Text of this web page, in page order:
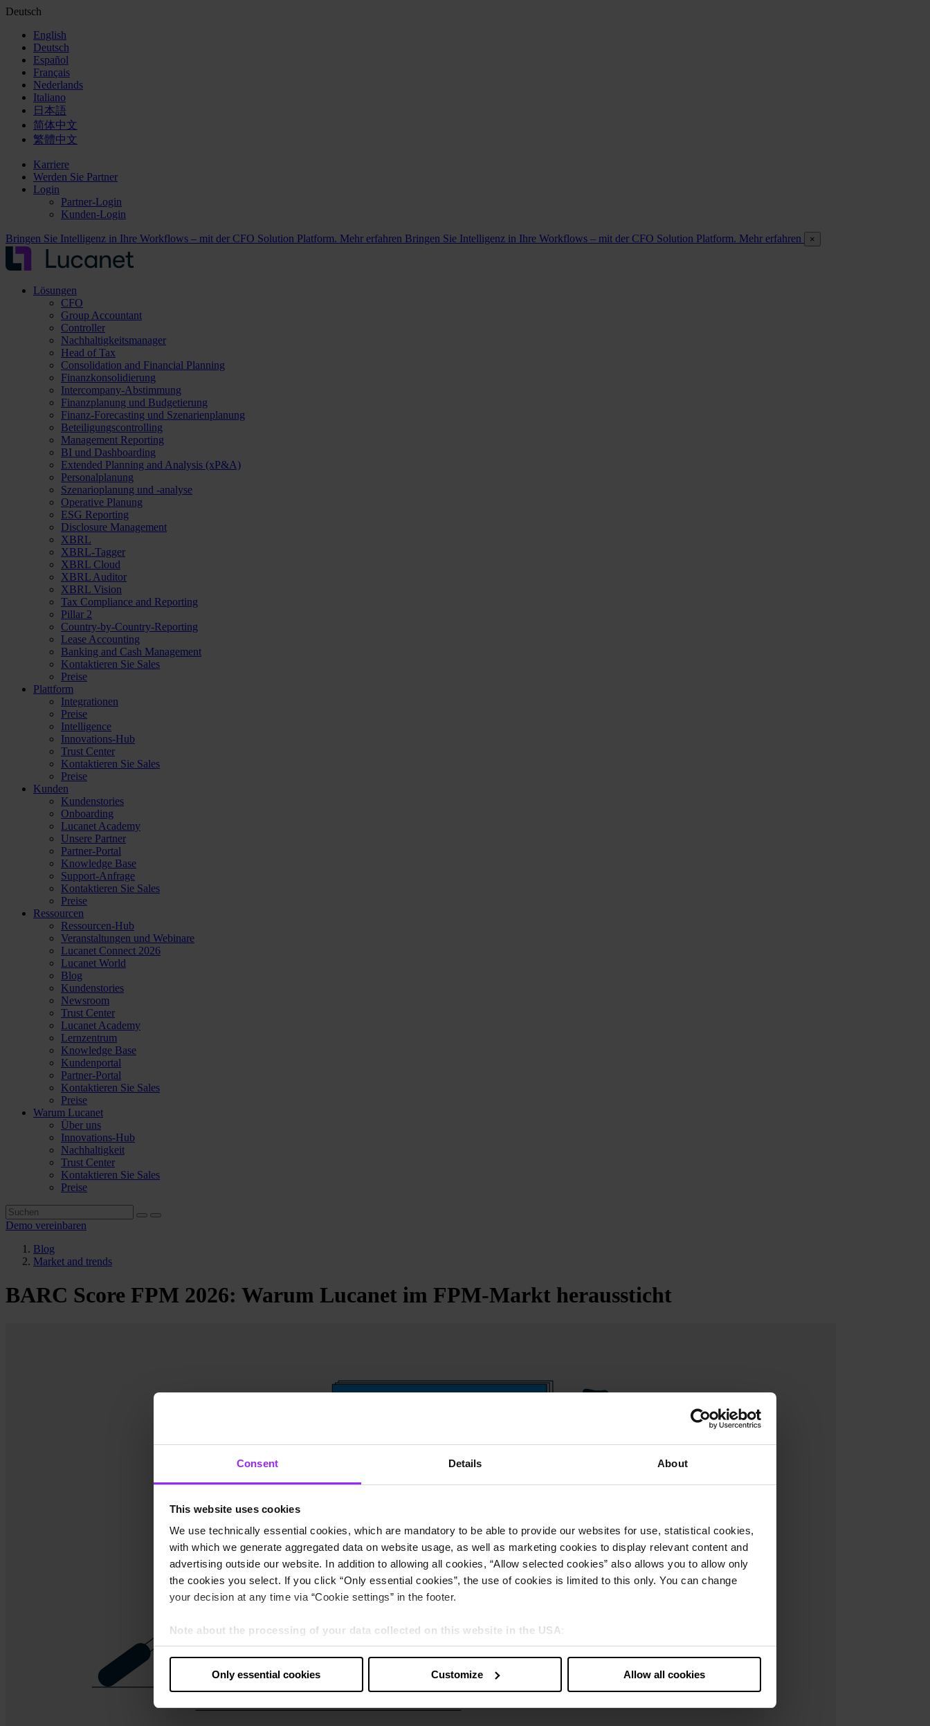
Consent Details About
This website uses cookies
We use technically essential cookies, which are mandatory to be able to provide our websites for use, statistical cookies,
with which we generate aggregated data on website usage, as well as marketing cookies to display relevant content and
advertising outside our website. In addition to allowing all cookies, “Allow selected cookies” also allows you to allow only
the cookies you select. If you click “Only essential cookies”, the use of cookies is limited to this only. You can change
your decision at any time via “Cookie settings” in the footer.
Note about the processing of your data collected on this website in the USA :
By clicking “Allow all cookies” you also agree that your data will be processed in the USA. The European Court of Justice
judges the USA to be a country with a level of data protection that is inadequate by EU standards. There is a particular risk
that your data may be processed by US authorities.
Only essential cookies Customize Allow all cookies
Deutsch
English
Deutsch
Español
Français
Nederlands
Italiano
日本語
简体中文
繁體中文
Karriere
Werden Sie Partner
Login
Partner-Login
Kunden-Login
Bringen Sie Intelligenz in Ihre Workflows – mit der CFO Solution Platform. Mehr erfahren Bringen Sie Intelligenz in Ihre Workflows – mit der CFO Solution Platform. Mehr erfahren ×
Lösungen
CFO
Group Accountant
Controller
Nachhaltigkeitsmanager
Head of Tax
Consolidation and Financial Planning
Finanzkonsolidierung
Intercompany-Abstimmung
Finanzplanung und Budgetierung
Finanz-Forecasting und Szenarienplanung
Beteiligungscontrolling
Management Reporting
BI und Dashboarding
Extended Planning and Analysis (xP&A)
Personalplanung
Szenarioplanung und -analyse
Operative Planung
ESG Reporting
Disclosure Management
XBRL
XBRL-Tagger
XBRL Cloud
XBRL Auditor
XBRL Vision
Tax Compliance and Reporting
Pillar 2
Country-by-Country-Reporting
Lease Accounting
Banking and Cash Management
Kontaktieren Sie Sales
Preise
Plattform
Integrationen
Preise
Intelligence
Innovations-Hub
Trust Center
Kontaktieren Sie Sales
Preise
Kunden
Kundenstories
Onboarding
Lucanet Academy
Unsere Partner
Partner-Portal
Knowledge Base
Support-Anfrage
Kontaktieren Sie Sales
Preise
Ressourcen
Ressourcen-Hub
Veranstaltungen und Webinare
Lucanet Connect 2026
Lucanet World
Blog
Kundenstories
Newsroom
Trust Center
Lucanet Academy
Lernzentrum
Knowledge Base
Kundenportal
Partner-Portal
Kontaktieren Sie Sales
Preise
Warum Lucanet
Über uns
Innovations-Hub
Nachhaltigkeit
Trust Center
Kontaktieren Sie Sales
Preise
Demo vereinbaren
Blog
Market and trends
BARC Score FPM 2026: Warum Lucanet im FPM-Markt heraussticht